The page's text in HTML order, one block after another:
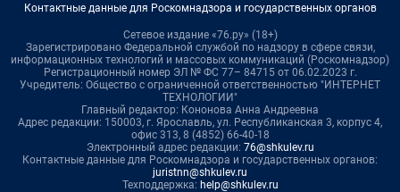
Контактные данные для Роскомнадзора и государственных органов
Сетевое издание «76.ру» (18+)
Зарегистрировано Федеральной службой по надзору в сфере связи,
информационных технологий и массовых коммуникаций (Роскомнадзор)
Регистрационный номер ЭЛ № ФС 77– 84715 от 06.02.2023 г.
Учредитель: Общество с ограниченной ответственностью "ИНТЕРНЕТ
ТЕХНОЛОГИИ"
Главный редактор: Кононова Анна Андреевна
Адрес редакции: 150003, г. Ярославль, ул. Республиканская 3, корпус 4,
офис 313, 8 (4852) 66-40-18
Электронный адрес редакции: 76@shkulev.ru
Контактные данные для Роскомнадзора и государственных органов:
juristnn@shkulev.ru
Техподдержка: help@shkulev.ru